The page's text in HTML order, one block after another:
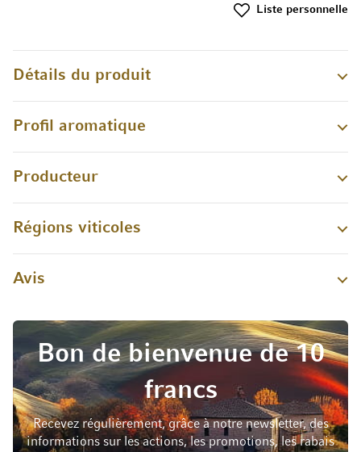
Liste personnelle
Détails du produit
Profil aromatique
Producteur
Régions viticoles
Avis
Bon de bienvenue de 10
francs
Recevez régulièrement, grâce à notre newsletter, des
informations sur les actions, les promotions, les rabais